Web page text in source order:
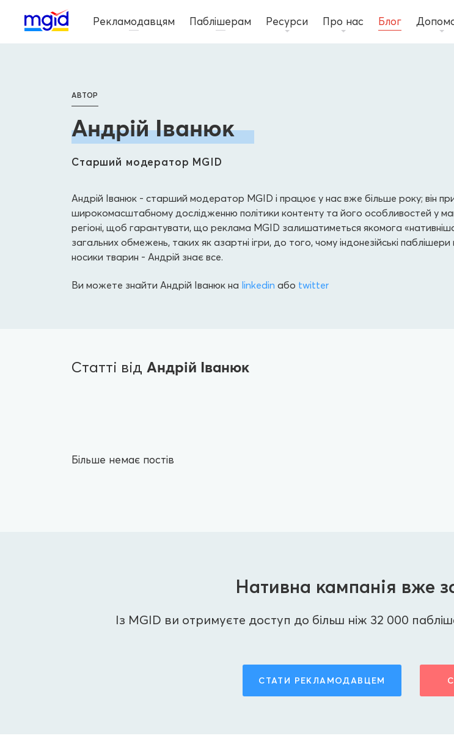
Рекламодавцям Паблішерам Ресурси Про нас Блог
АВТОР
Андрій Іванюк
Старший модератор MGID
Андрій Іванюк - старший модератор MGID і працює у нас вже більше року; він
широкомасштабному дослідженню політики контенту та його особливостей у
регіоні, щоб гарантувати, що реклама MGID залишатиметься якомога
загальних обмежень, таких як азартні ігри, до того, чому індонезійські
носики тварин - Андрій знає все.
Ви можете знайти Андрій Іванюк на linkedin або twitter
Статті від Андрій Іванюк
Більше немає постів
Нативна кампанія вже
Із MGID ви отримуєте доступ до більш ніж 32 000
СТАТИ РЕКЛАМОДАВЦЕМ